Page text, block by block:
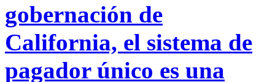
gobernación de
California, el sistema de
pagador único es una